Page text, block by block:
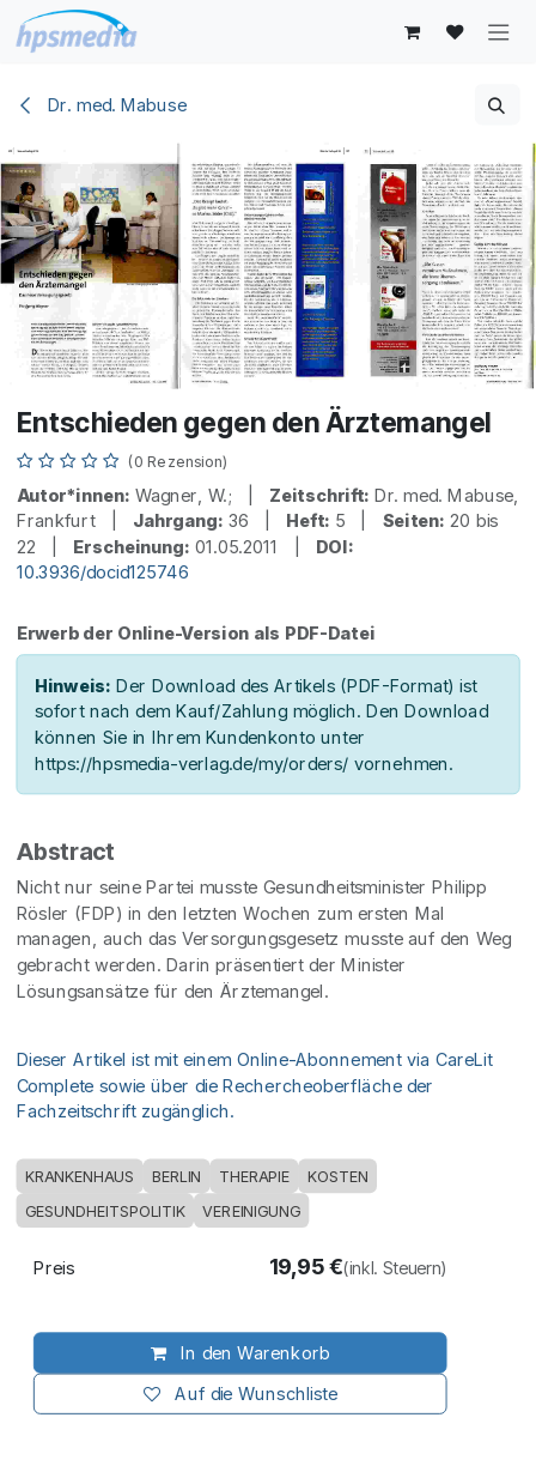
Zum Inhalt springen
Dr. med. Mabuse
Entschieden gegen den Ärztemangel
(0 Rezension)
Autor*innen: Wagner, W.; | Zeitschrift: Dr. med. Mabuse,
Frankfurt | Jahrgang: 36 | Heft: 5 | Seiten: 20 bis
22 | Erscheinung: 01.05.2011 | DOI:
10.3936/docid125746
Erwerb der Online-Version als PDF-Datei
Hinweis: Der Download des Artikels (PDF-Format) ist
sofort nach dem Kauf/Zahlung möglich. Den Download
können Sie in Ihrem Kundenkonto unter
https://hpsmedia-verlag.de/my/orders/ vornehmen.
Abstract
Nicht nur seine Partei musste Gesundheitsminister Philipp
Rösler (FDP) in den letzten Wochen zum ersten Mal
managen, auch das Versorgungsgesetz musste auf den Weg
gebracht werden. Darin präsentiert der Minister
Lösungsansätze für den Ärztemangel.
Dieser Artikel ist mit einem Online-Abonnement via CareLit
Complete sowie über die Rechercheoberfläche der
Fachzeitschrift zugänglich.
KRANKENHAUS BERLIN THERAPIE KOSTEN
GESUNDHEITSPOLITIK VEREINIGUNG
In den Warenkorb
Auf die Wunschliste
Preis 19,95€(inkl. Steuern)